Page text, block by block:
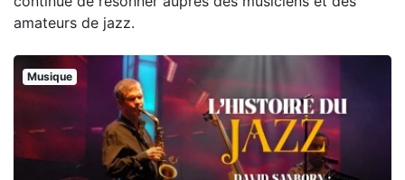
amateurs de jazz.
Musique